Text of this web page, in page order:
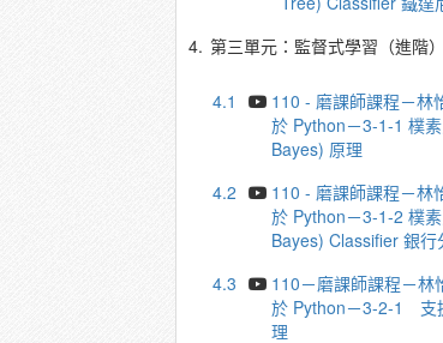
4. 第三單元：監督式學習（進階）
4.1
110 - 磨課師課程－林
於 Python－3-1-1 樸
Bayes) 原理
4.2
110 - 磨課師課程－林
於 Python－3-1-2 樸
Bayes) Classifier 銀⾏
4.3
110－磨課師課程－林
於 Python－3-2-1 ⽀
理